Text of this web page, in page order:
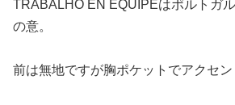
TRABALHO EN EQUIPEはポルトガ
の意。
前は無地ですが胸ポケットでアクセン